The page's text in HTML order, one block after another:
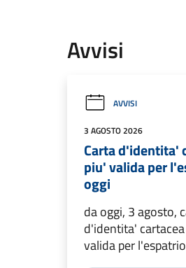
Avvisi
AVVISI
3 AGOSTO 2026
Carta d'identita'
piu' valida per
oggi
da oggi, 3 agosto,
d'identita'
valida per